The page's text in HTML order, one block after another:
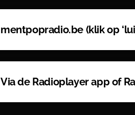
mentpopradio.be (klik op
Via de Radioplayer app of